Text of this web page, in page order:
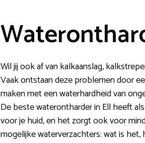
Wil jij ook af van kalkaanslag,
Vaak ontstaan deze problemen door
maken met een waterhardheid van
De beste waterontharder in Ell heeft
voor je huid, en het zorgt ook voor
mogelijke waterverzachters: wat is